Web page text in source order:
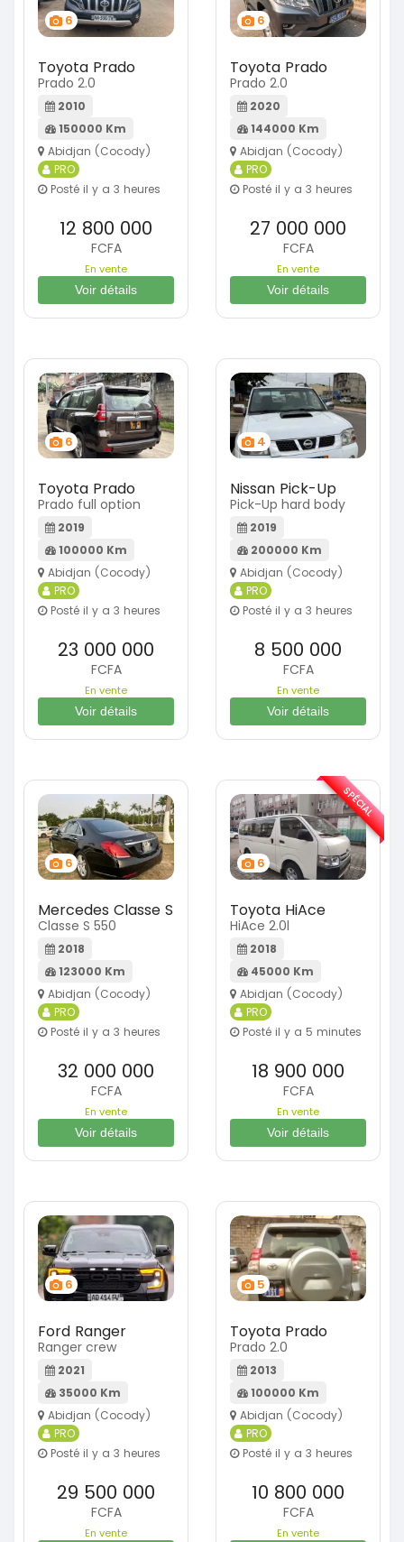
6
Toyota Prado
Prado 2.0
2010
150000 Km
Abidjan (Cocody)
PRO
Posté il y a 3 heures
12 800 000
FCFA
En vente
Voir détails
6
Toyota Prado
Prado 2.0
2020
144000 Km
Abidjan (Cocody)
PRO
Posté il y a 3 heures
27 000 000
FCFA
En vente
Voir détails
6
Toyota Prado
Prado full option
2019
100000 Km
Abidjan (Cocody)
PRO
Posté il y a 3 heures
23 000 000
FCFA
En vente
Voir détails
4
Nissan Pick-Up
Pick-Up hard body
2019
200000 Km
Abidjan (Cocody)
PRO
Posté il y a 3 heures
8 500 000
FCFA
En vente
Voir détails
6
Mercedes Classe S
Classe S 550
2018
123000 Km
Abidjan (Cocody)
PRO
Posté il y a 3 heures
32 000 000
FCFA
En vente
Voir détails
6
Toyota HiAce
HiAce 2.0l
2018
45000 Km
Abidjan (Cocody)
PRO
Posté il y a 5 minutes
18 900 000
FCFA
En vente
Voir détails
SPÉCIAL
6
Ford Ranger
Ranger crew
2021
35000 Km
Abidjan (Cocody)
PRO
Posté il y a 3 heures
29 500 000
FCFA
En vente
5
Toyota Prado
Prado 2.0
2013
100000 Km
Abidjan (Cocody)
PRO
Posté il y a 3 heures
10 800 000
FCFA
En vente